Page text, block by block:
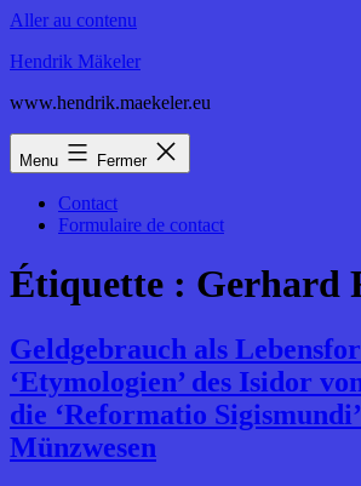
Aller au contenu
Hendrik Mäkeler
www.hendrik.maekeler.eu
Menu Fermer
Contact
Formulaire de contact
Étiquette : Gerhard
Geldgebrauch als
‘Etymologien’ des Isidor
die ‘Reformatio
Münzwesen